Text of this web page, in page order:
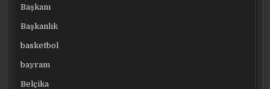
Başkanı
Başkanlık
basketbol
bayram
Belçika